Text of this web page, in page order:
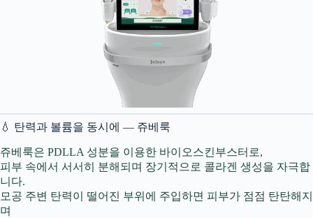
💧 탄력과 볼륨을 동시에 — 쥬베룩
쥬베룩은 PDLLA 성분을 이용한 바이오스킨부스터로,
피부 속에서 서서히 분해되며 장기적으로 콜라겐 생성을 자극합
니다.
모공 주변 탄력이 떨어진 부위에 주입하면 피부가 점점 탄탄해지
며